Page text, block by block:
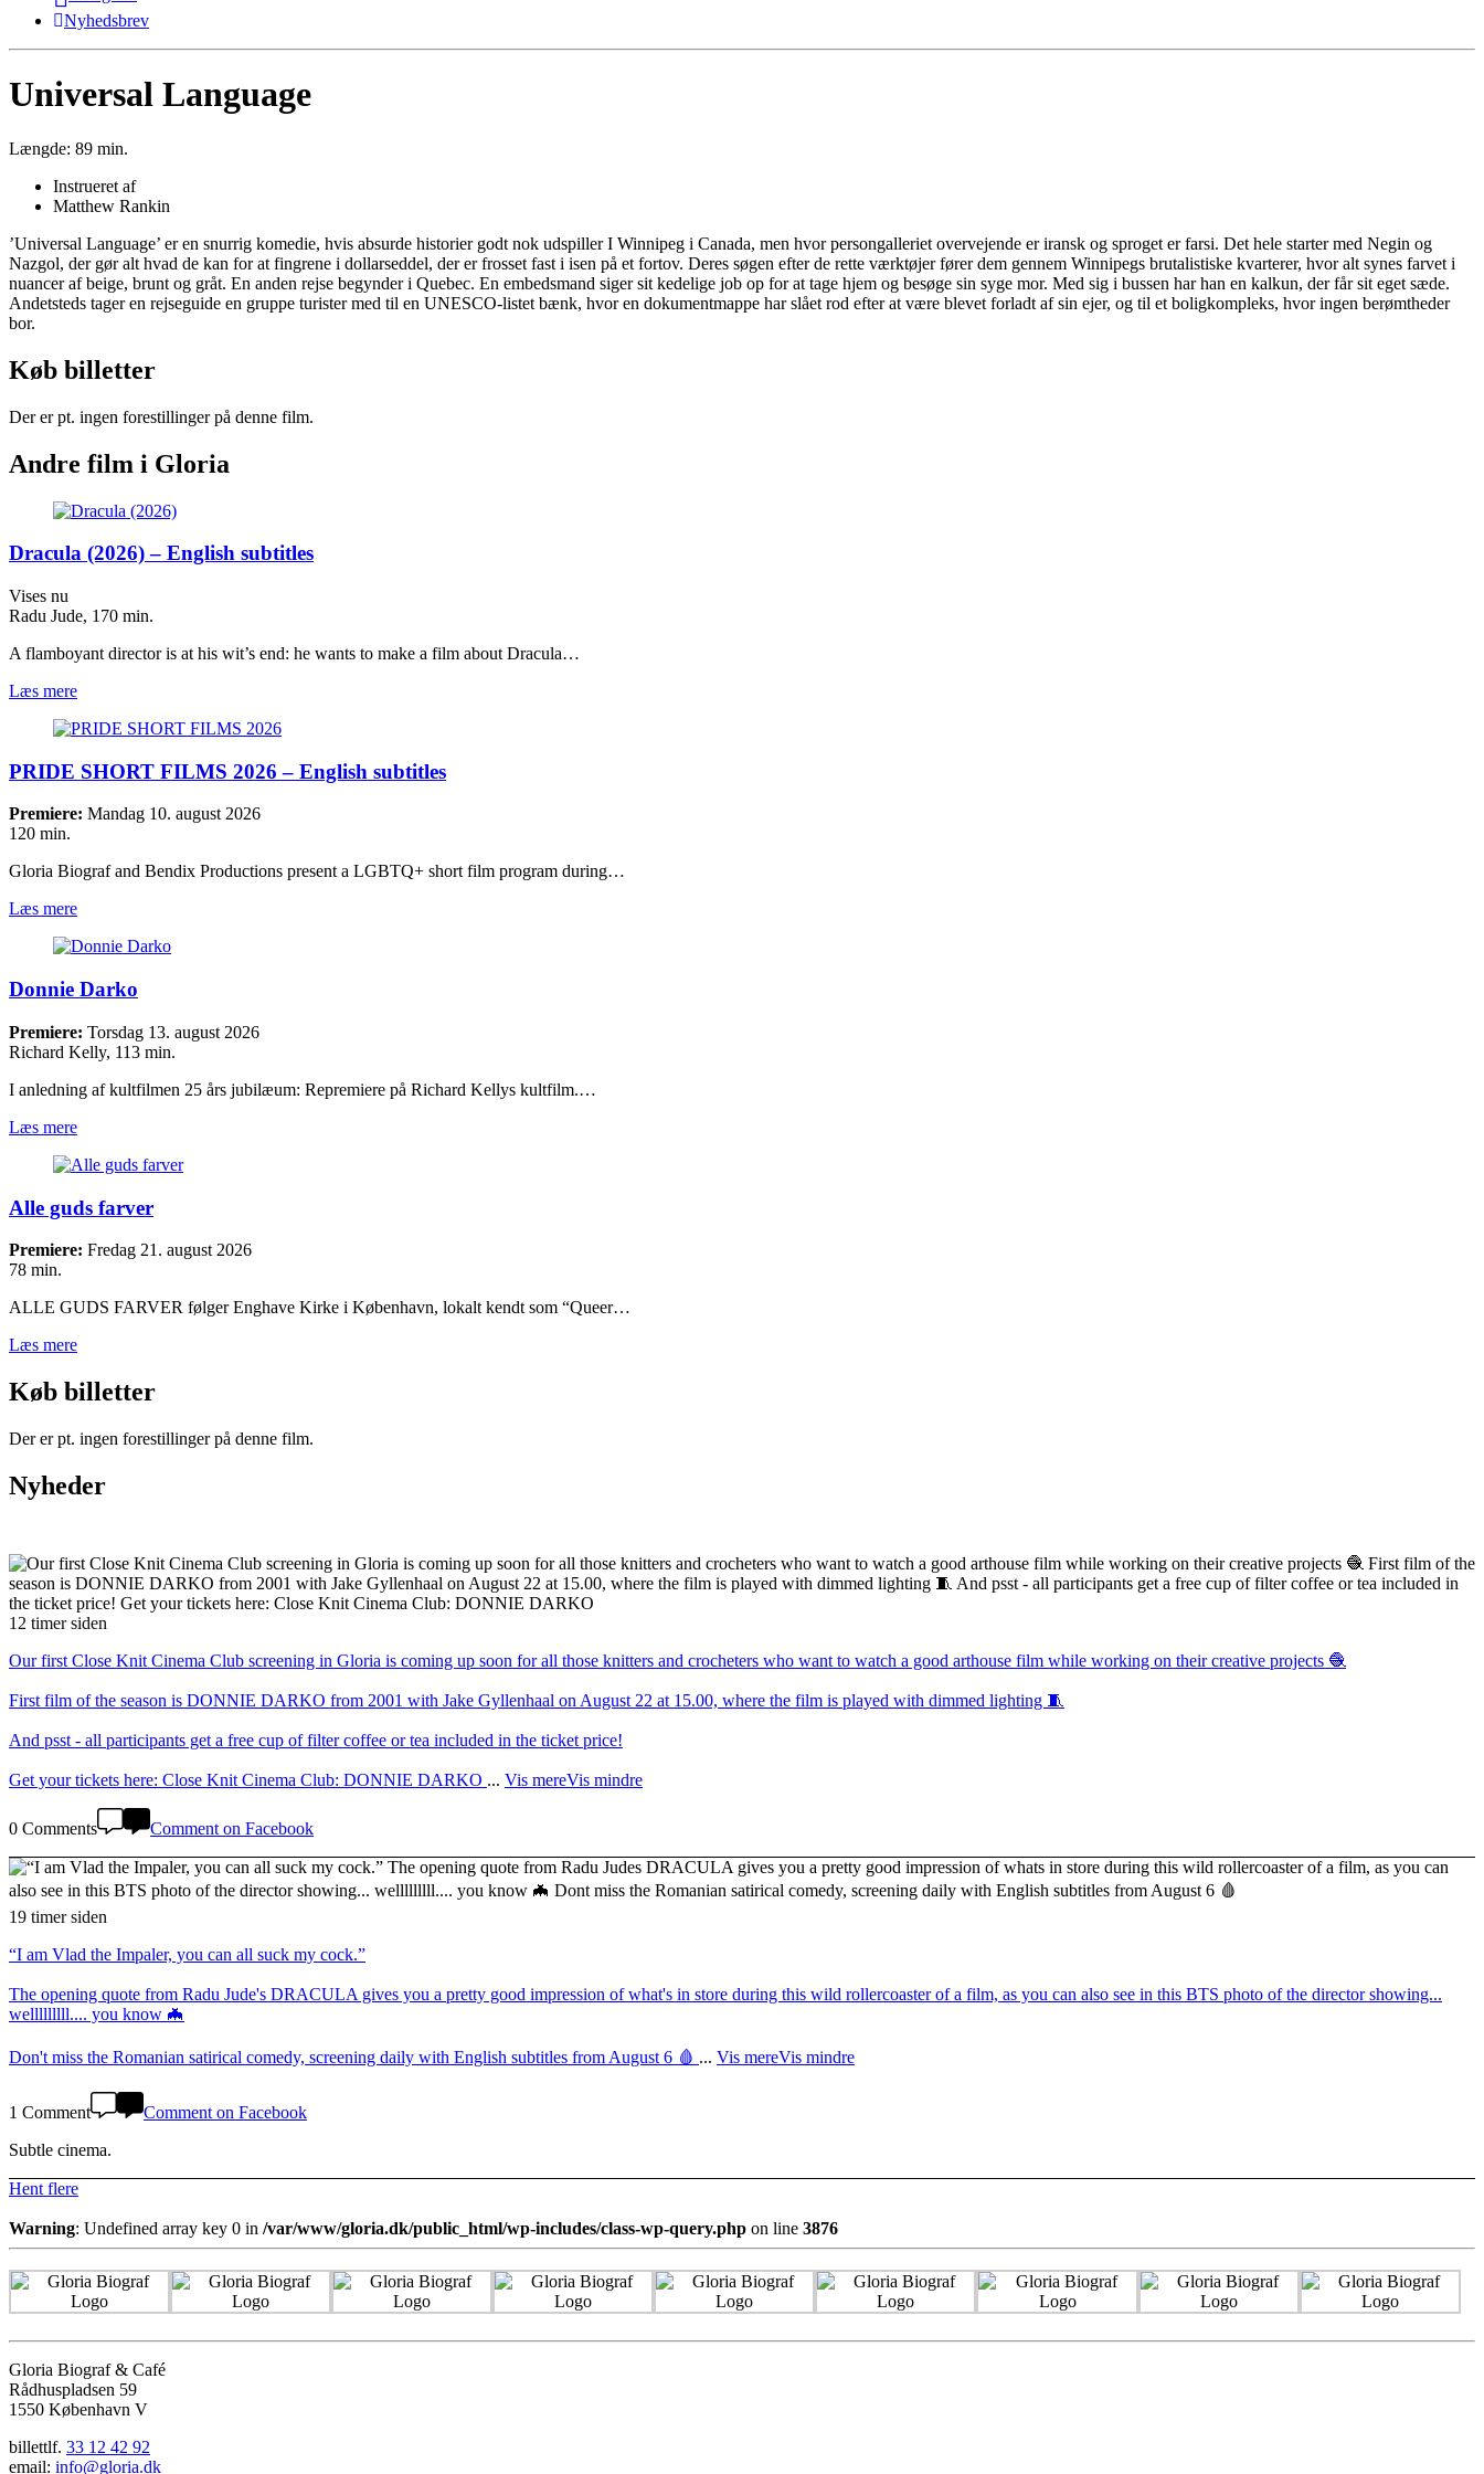
Nyhedsbrev
Universal Language
Længde: 89 min.
Instrueret af
Matthew Rankin
’Universal Language’ er en snurrig komedie, hvis absurde historier godt nok udspiller I Winnipeg i Canada, men hvor persongalleriet overvejende er iransk og sproget er farsi. Det hele starter med Negin og
Nazgol, der gør alt hvad de kan for at fingrene i dollarseddel, der er frosset fast i isen på et fortov. Deres søgen efter de rette værktøjer fører dem gennem Winnipegs brutalistiske kvarterer, hvor alt synes farvet i
nuancer af beige, brunt og gråt. En anden rejse begynder i Quebec. En embedsmand siger sit kedelige job op for at tage hjem og besøge sin syge mor. Med sig i bussen har han en kalkun, der får sit eget sæde.
Andetsteds tager en rejseguide en gruppe turister med til en UNESCO-listet bænk, hvor en dokumentmappe har slået rod efter at være blevet forladt af sin ejer, og til et boligkompleks, hvor ingen berømtheder
bor.
Køb billetter
Der er pt. ingen forestillinger på denne film.
Andre film i Gloria
Dracula (2026) – English subtitles
Vises nu
Radu Jude, 170 min.
A flamboyant director is at his wit’s end: he wants to make a film about Dracula…
Læs mere
PRIDE SHORT FILMS 2026 – English subtitles
Premiere: Mandag 10. august 2026
120 min.
Gloria Biograf and Bendix Productions present a LGBTQ+ short film program during…
Læs mere
Donnie Darko
Premiere: Torsdag 13. august 2026
Richard Kelly, 113 min.
I anledning af kultfilmen 25 års jubilæum: Repremiere på Richard Kellys kultfilm.…
Læs mere
Alle guds farver
Premiere: Fredag 21. august 2026
78 min.
ALLE GUDS FARVER følger Enghave Kirke i København, lokalt kendt som “Queer…
Læs mere
Køb billetter
Der er pt. ingen forestillinger på denne film.
Nyheder
12 timer siden
Our first Close Knit Cinema Club screening in Gloria is coming up soon for all those knitters and crocheters who want to watch a good arthouse film while working on their creative projects 🧶
First film of the season is DONNIE DARKO from 2001 with Jake Gyllenhaal on August 22 at 15.00, where the film is played with dimmed lighting 🧵
And psst - all participants get a free cup of filter coffee or tea included in the ticket price!
Get your tickets here: Close Knit Cinema Club: DONNIE DARKO ... Vis mereVis mindre
0 Comments Comment on Facebook
19 timer siden
“I am Vlad the Impaler, you can all suck my cock.”
The opening quote from Radu Jude's DRACULA gives you a pretty good impression of what's in store during this wild rollercoaster of a film, as you can also see in this BTS photo of the director showing...
welllllllll.... you know 🦇
Don't miss the Romanian satirical comedy, screening daily with English subtitles from August 6 🩸 ... Vis mereVis mindre
1 Comment
Comment on Facebook
Subtle cinema.
Hent flere
Warning: Undefined array key 0 in /var/www/gloria.dk/public_html/wp-includes/class-wp-query.php on line 3876
Gloria Biograf & Café
Rådhuspladsen 59
1550 København V
billettlf. 33 12 42 92
email: info@gloria.dk